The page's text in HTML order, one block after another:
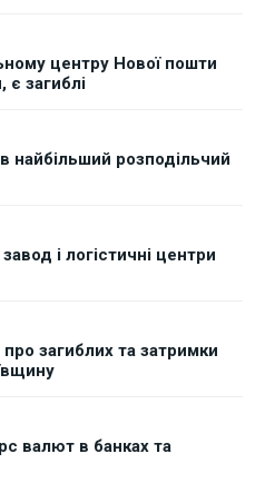
центру Нової пошти
загиблі
розподільчий
і логістичні центри
загиблих та затримки
валют в банках та